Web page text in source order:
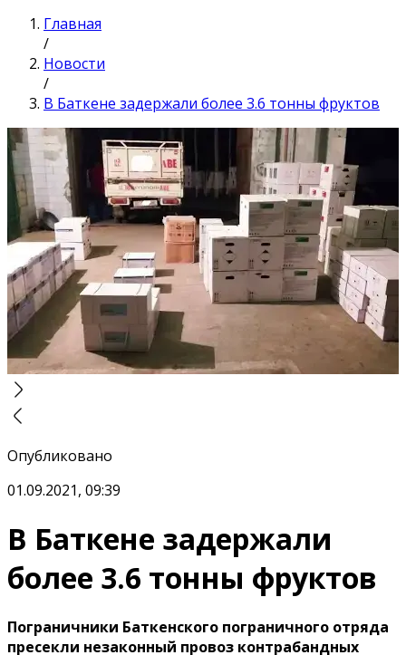
Главная
/
Новости
/
В Баткене задержали более 3.6 тонны фруктов
Опубликовано
01.09.2021, 09:39
В Баткене задержали
более 3.6 тонны фруктов
Пограничники Баткенского пограничного отряда
пресекли незаконный провоз контрабандных